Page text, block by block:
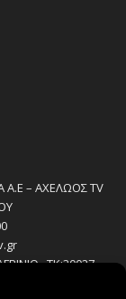
Α.Ε – ΑΧΕΛΩΟΣ TV
, ΤΚ:30027